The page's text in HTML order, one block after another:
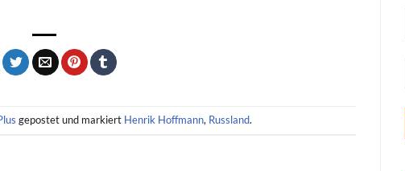
gepostet und markiert Henrik Hoffmann, Russland.